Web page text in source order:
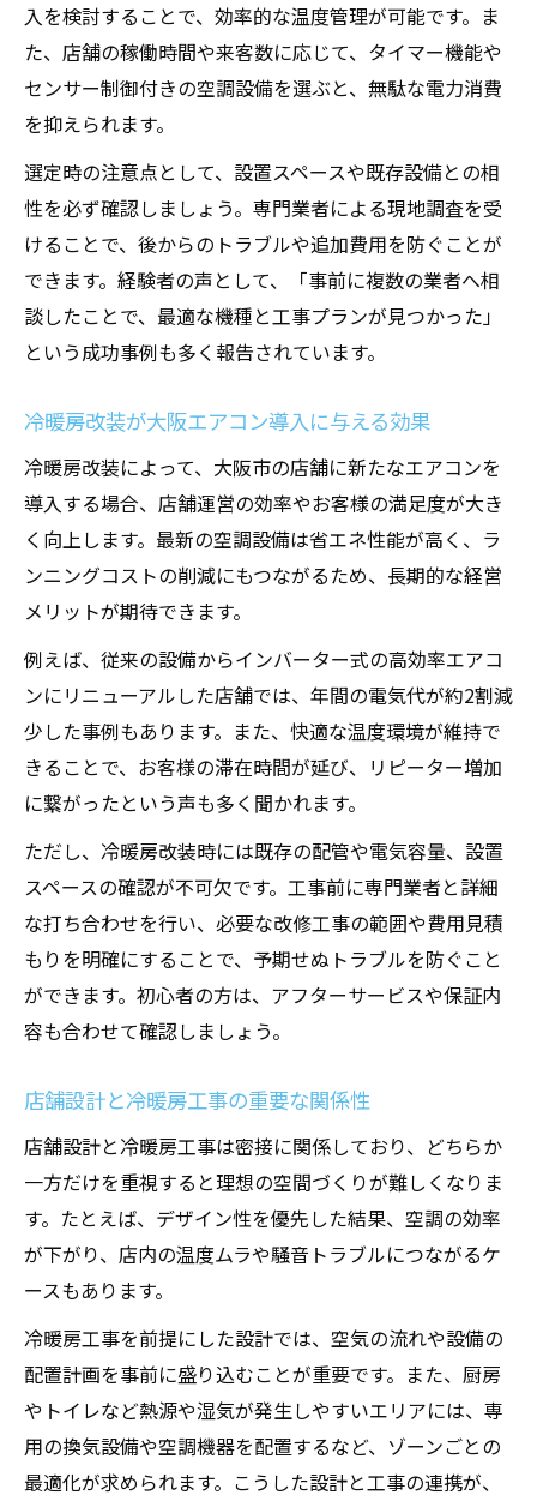
入を検討することで、効率的な温度管理が可能です。ま
た、店舗の稼働時間や来客数に応じて、タイマー機能や
センサー制御付きの空調設備を選ぶと、無駄な電力消費
を抑えられます。
選定時の注意点として、設置スペースや既存設備との相
性を必ず確認しましょう。専門業者による現地調査を受
けることで、後からのトラブルや追加費用を防ぐことが
できます。経験者の声として、「事前に複数の業者へ相
談したことで、最適な機種と工事プランが見つかった」
という成功事例も多く報告されています。
冷暖房改装が大阪エアコン導入に与える効果
冷暖房改装によって、大阪市の店舗に新たなエアコンを
導入する場合、店舗運営の効率やお客様の満足度が大き
く向上します。最新の空調設備は省エネ性能が高く、ラ
ンニングコストの削減にもつながるため、長期的な経営
メリットが期待できます。
例えば、従来の設備からインバーター式の高効率エアコ
ンにリニューアルした店舗では、年間の電気代が約2割減
少した事例もあります。また、快適な温度環境が維持で
きることで、お客様の滞在時間が延び、リピーター増加
に繋がったという声も多く聞かれます。
ただし、冷暖房改装時には既存の配管や電気容量、設置
スペースの確認が不可欠です。工事前に専門業者と詳細
な打ち合わせを行い、必要な改修工事の範囲や費用見積
もりを明確にすることで、予期せぬトラブルを防ぐこと
ができます。初心者の方は、アフターサービスや保証内
容も合わせて確認しましょう。
店舗設計と冷暖房工事の重要な関係性
店舗設計と冷暖房工事は密接に関係しており、どちらか
一方だけを重視すると理想の空間づくりが難しくなりま
す。たとえば、デザイン性を優先した結果、空調の効率
が下がり、店内の温度ムラや騒音トラブルにつながるケ
ースもあります。
冷暖房工事を前提にした設計では、空気の流れや設備の
配置計画を事前に盛り込むことが重要です。また、厨房
やトイレなど熱源や湿気が発生しやすいエリアには、専
用の換気設備や空調機器を配置するなど、ゾーンごとの
最適化が求められます。こうした設計と工事の連携が、